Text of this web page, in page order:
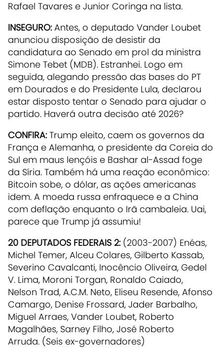
Rafael Tavares e Junior Coringa na lista.
INSEGURO:Antes, o deputado Vander Loubet
anunciou disposição de desistir da
candidatura ao Senado em prol da ministra
Simone Tebet (MDB). Estranhei. Logo em
seguida, alegando pressão das bases do PT
em Dourados e do Presidente Lula, declarou
estar disposto tentar o Senado para ajudar o
partido. Haverá outra decisão até 2026?
CONFIRA:Trump eleito, caem os governos da
França e Alemanha, o presidente da Coreia do
Sul em maus lençóis e Bashar al-Assad foge
da Síria. Também há uma reação econômico:
Bitcoin sobe, o dólar, as ações americanas
idem. A moeda russa enfraquece e a China
com deflação enquanto o Irã cambaleia. Uai,
parece que Trump já assumiu!
20 DEPUTADOS FEDERAIS 2:(2003-2007) Enéas,
Michel Temer, Alceu Colares, Gilberto Kassab,
Severino Cavalcanti, Inocêncio Oliveira, Gedel
V. Lima, Moroni Torgan, Ronaldo Caiado,
Nelson Trad, A.C.M. Neto, Eliseu Resende, Afonso
Camargo, Denise Frossard, Jader Barbalho,
Miguel Arraes, Vander Loubet, Roberto
Magalhães, Sarney Filho, José Roberto
Arruda. (Seis ex-governadores)